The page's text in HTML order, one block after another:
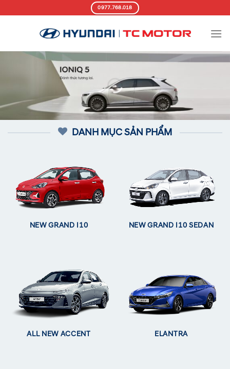
0977.768.018
DANH MỤC SẢN PHẨM
NEW GRAND I10 NEW GRAND I10 SEDAN
ALL NEW ACCENT ELANTRA